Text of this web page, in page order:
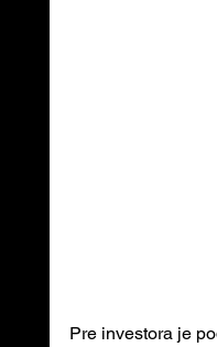
Pre investora je